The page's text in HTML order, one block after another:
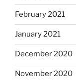
February 2021
January 2021
December 2020
November 2020